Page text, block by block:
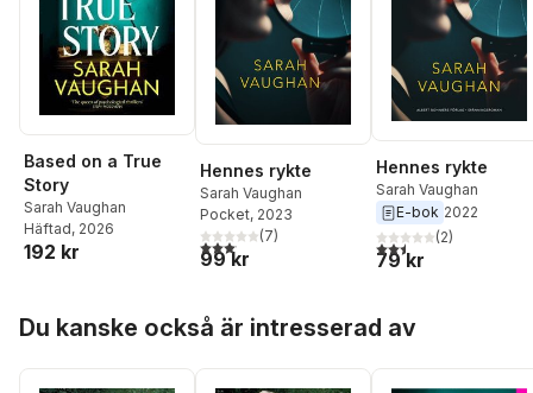
Based on a True
Story
Sarah Vaughan
Häftad, 2026
192 kr
Hennes rykte
Sarah Vaughan
Pocket, 2023
3,1utav 5 stjärnor. Totalt antal röster:
(7)
99 kr
Hennes rykte
Sarah Vaughan
E-bok 2022
2,5utav 5 stjärnor.
(2)
79 kr
Du kanske också är intresserad av